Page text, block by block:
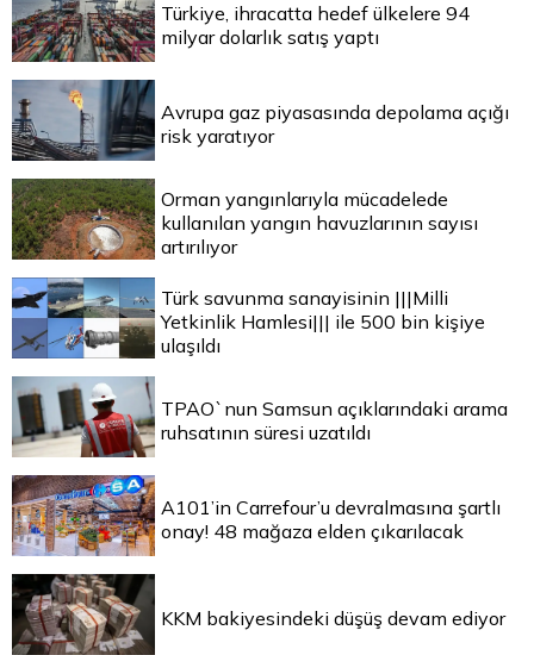
Türkiye, ihracatta hedef ülkelere 94
milyar dolarlık satış yaptı
Avrupa gaz piyasasında depolama açığı
risk yaratıyor
Orman yangınlarıyla mücadelede
kullanılan yangın havuzlarının sayısı
artırılıyor
Türk savunma sanayisinin |||Milli
Yetkinlik Hamlesi||| ile 500 bin kişiye
ulaşıldı
TPAO`nun Samsun açıklarındaki arama
ruhsatının süresi uzatıldı
A101’in Carrefour’u devralmasına şartlı
onay! 48 mağaza elden çıkarılacak
KKM bakiyesindeki düşüş devam ediyor